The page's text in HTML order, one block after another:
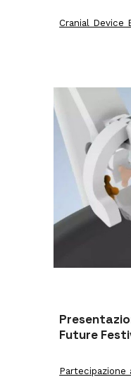
Cranial Device
Future
Partecipazione